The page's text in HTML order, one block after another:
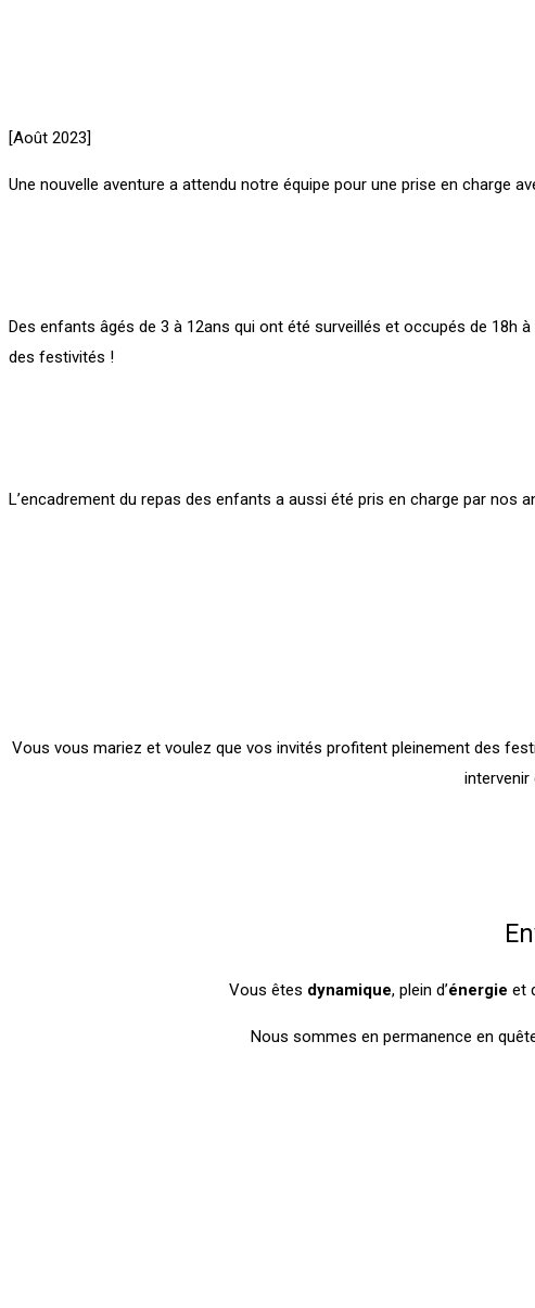
[Août 2023]
Une nouvelle aventure a attendu notre équipe pour une prise en charge
Des enfants âgés de 3 à 12ans qui ont été surveillés et occupés de 18h à
des festivités !
L’encadrement du repas des enfants a aussi été pris en charge par nos
Vous vous mariez et voulez que vos invités profitent pleinement des
intervenir
Vous êtes dynamique, plein d’énergie et
Nous sommes en permanence en